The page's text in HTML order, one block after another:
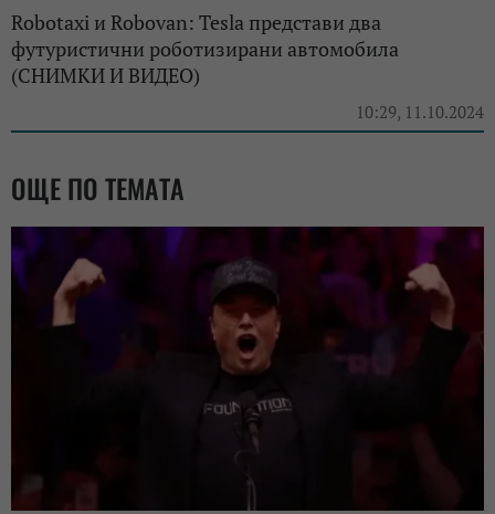
Robotaxi и Robovan: Tesla представи два
футуристични роботизирани автомобила
(СНИМКИ И ВИДЕО)
10:29, 11.10.2024
ОЩЕ ПО ТЕМАТА